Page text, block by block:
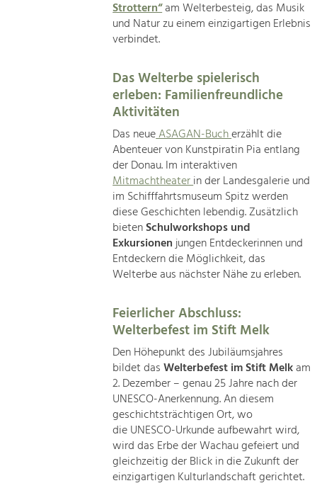
Strottern“am Welterbesteig, das Musik
und Natur zu einem einzigartigen Erlebnis
verbindet.
Das Welterbe spielerisch
erleben: Familienfreundliche
Aktivitäten
Das neueASAGAN-Bucherzählt die
Abenteuer von Kunstpiratin Pia entlang
der Donau. Im interaktiven
Mitmachtheaterin der Landesgalerie und
im Schifffahrtsmuseum Spitz werden
diese Geschichten lebendig. Zusätzlich
bietenSchulworkshops und
Exkursionenjungen Entdeckerinnen und
Entdeckern die Möglichkeit, das
Welterbe aus nächster Nähe zu erleben.
Feierlicher Abschluss:
Welterbefest im Stift Melk
Den Höhepunkt des Jubiläumsjahres
bildet dasWelterbefest im Stift Melkam
2. Dezember – genau 25 Jahre nach der
UNESCO-Anerkennung. An diesem
geschichtsträchtigen Ort, wo
die UNESCO-Urkunde aufbewahrt wird,
wird das Erbe der Wachau gefeiert und
gleichzeitig der Blick in die Zukunft der
einzigartigen Kulturlandschaft gerichtet.